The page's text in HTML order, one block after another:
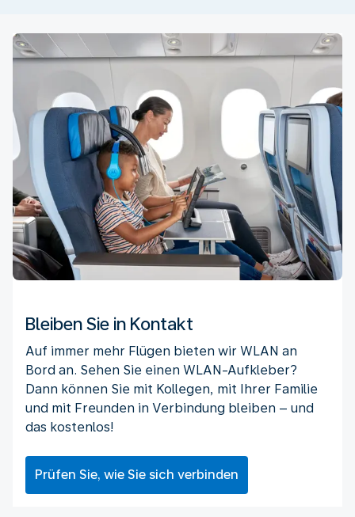
Bleiben Sie in Kontakt
Auf immer mehr Flügen bieten wir WLAN an
Bord an. Sehen Sie einen WLAN-Aufkleber?
Dann können Sie mit Kollegen, mit Ihrer Familie
und mit Freunden in Verbindung bleiben – und
das kostenlos!
Prüfen Sie, wie Sie sich verbinden